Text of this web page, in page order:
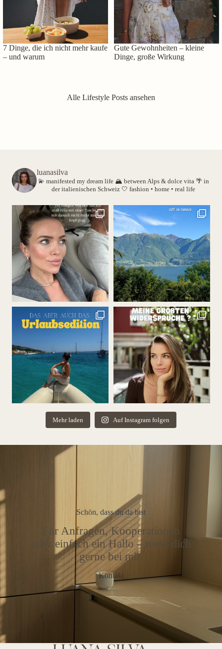
7 Dinge, die ich nicht mehr kaufe
– und warum
Gute Gewohnheiten – kleine
Dinge, große Wirkung
Alle Lifestyle Posts ansehen
luanasilva
💫 manifested my dream life 🏔️ between Alps & dolce vita 🌴 in
der italienischen Schweiz 🤍 fashion • home • real life
Mehr laden Auf Instagram folgen
Schön, dass du da bist
Für Anfragen, Kooperationen
oder einfach ein Hallo – meld dich
gerne bei mir.
Kontakt